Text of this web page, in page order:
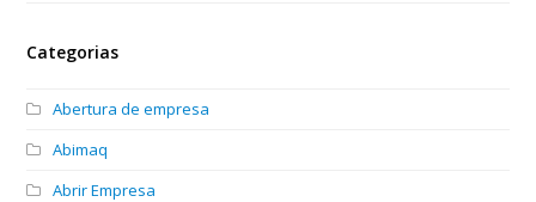
Categorias
Abertura de empresa
Abimaq
Abrir Empresa